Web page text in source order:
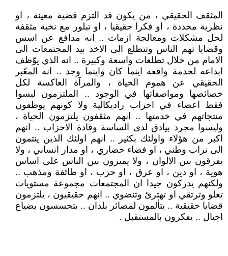
المثقف الحقيقي ، من يكون قد التزم قضية معينة ، او
نظرية محددة ، او فكرا حقيقيا ، او تبلور مع نخبة مثقفة
لحل مشكلات ومعالجة ازمات .. انه مدافع عن اسس
وقضايا تهم الناس وتتطلع الى الاخذ بيد المجتمعات الى
الامام من خلال تطلعات واسعة وكبيرة .. انه الذي يوّظف
ابداعه لخدمة واقعه اينما كان واينما وجد .. انه المعّبر
الحقيقي عن هموم الحياة ، والمرآة العاكسة لكل
خصائصها ومواصفاتها في الوجود .. الملتزمون ليسوا
فقط اعضاء في احزاب راديكالية ولا كونهم يوظفون
منتجاتهم في خدمتها .. انهم مثقفون يلتزمون الحياة ،
وليسوا مجرد بيادق لدى الساسة وقادة الاحزاب .. انهم
اكبر من هؤلاء واولئك بكثير .. انهم اولئك الذين ينتمون
الى تراب وطني ، او فضاء حضاري ، او مدار انساني ، ولا
يفرقون بين الالوان ، ولا يميزون بين الناس على اساس
هوية ، او دين ، او عرق ، او حزب ، او طائفة ومذهب ..
ولكنهم يدركون جيدا ان المجتمعات مجموعة مستويات
تعلو وترتقي او تهترئ وتنضوي .. انهم حقيقيون ، يلتزمون
قضايا حقيقية .. يتألمون لمصائر بلدان .. يتحسسون بضياع
اجيال .. يفكرون بالمستقبل .